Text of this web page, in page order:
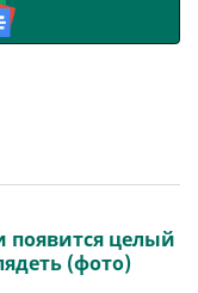
появится целый
(фото)